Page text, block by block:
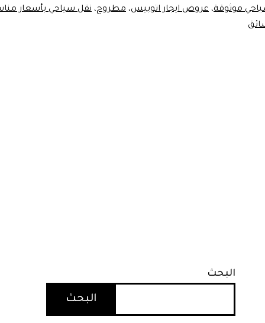
موثوقة، عروض ايجار اتوبيس، مطروح، نقل سياحي بأسعار
البحث
البحث